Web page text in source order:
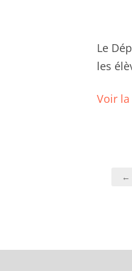
Le
les
Voir
←